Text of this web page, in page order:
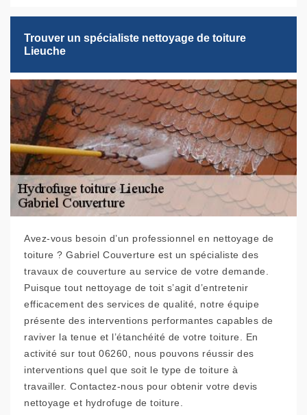
Trouver un spécialiste nettoyage de toiture
Lieuche
Avez-vous besoin d’un professionnel en nettoyage de
toiture ? Gabriel Couverture est un spécialiste des
travaux de couverture au service de votre demande.
Puisque tout nettoyage de toit s’agit d’entretenir
efficacement des services de qualité, notre équipe
présente des interventions performantes capables de
raviver la tenue et l’étanchéité de votre toiture. En
activité sur tout 06260, nous pouvons réussir des
interventions quel que soit le type de toiture à
travailler. Contactez-nous pour obtenir votre devis
nettoyage et hydrofuge de toiture.